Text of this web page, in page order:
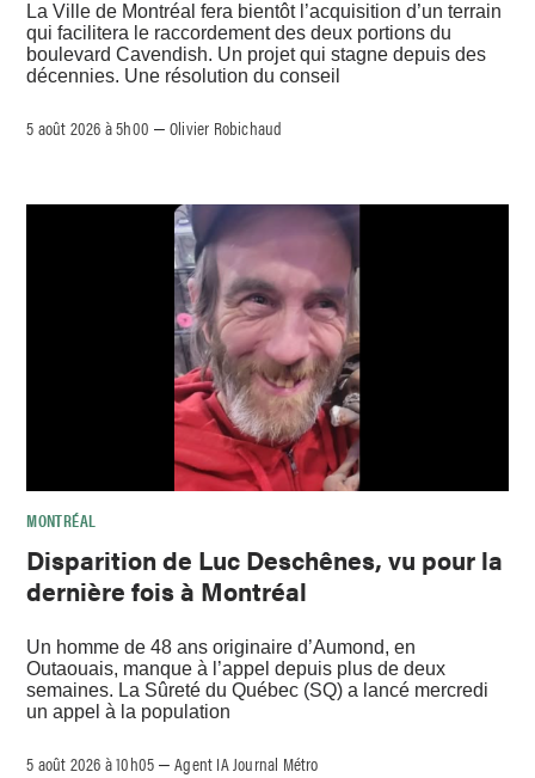
La Ville de Montréal fera bientôt l’acquisition d’un terrain
qui facilitera le raccordement des deux portions du
boulevard Cavendish. Un projet qui stagne depuis des
décennies. Une résolution du conseil
5 août 2026 à 5h00 –Olivier Robichaud
MONTRÉAL
Disparition de Luc Deschênes, vu pour la
dernière fois à Montréal
Un homme de 48 ans originaire d’Aumond, en
Outaouais, manque à l’appel depuis plus de deux
semaines. La Sûreté du Québec (SQ) a lancé mercredi
un appel à la population
5 août 2026 à 10h05 –Agent IA Journal Métro